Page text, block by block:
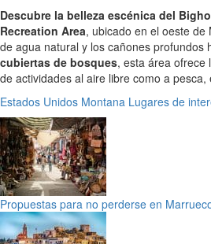
Descubre la belleza escénica del
Recreation Area, ubicado en el oeste
de agua natural y los cañones profundos
cubiertas de bosques, esta área ofrece
de actividades al aire libre como a pesca,
Estados Unidos Montana Lugares de
Propuestas para no perderse en